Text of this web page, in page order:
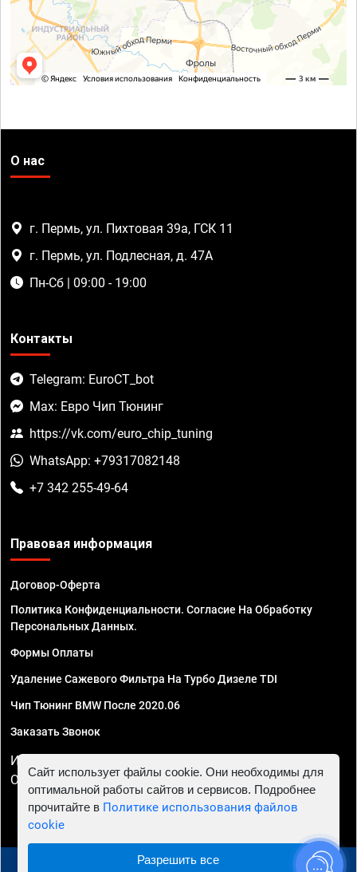
О нас
г. Пермь, ул. Пихтовая 39а, ГСК 11
г. Пермь, ул. Подлесная, д. 47А
Пн-Сб | 09:00 - 19:00
Контакты
Telegram: EuroCT_bot
Max: Евро Чип Тюнинг
https://vk.com/euro_chip_tuning
WhatsApp: +79317082148
+7 342 255-49-64
Правовая информация
Договор-Оферта
Политика Конфиденциальности. Согласие На Обработку
Персональных Данных.
Формы Оплаты
Удаление Сажевого Фильтра На Турбо Дизеле TDI
Чип Тюнинг BMW После 2020.06
Заказать Звонок
ИП Смирнов Георгий Павлович. ИНН 781302555843,
ОГРНИП 324470400032610
© 2010 - 2026 Чип тюнинг в Перми - Автосервис "Евро
Сайт использует файлы cookie. Они необходимы для
оптимальной работы сайтов и сервисов. Подробнее
прочитайте в Политике использования файлов
cookie
Разрешить все